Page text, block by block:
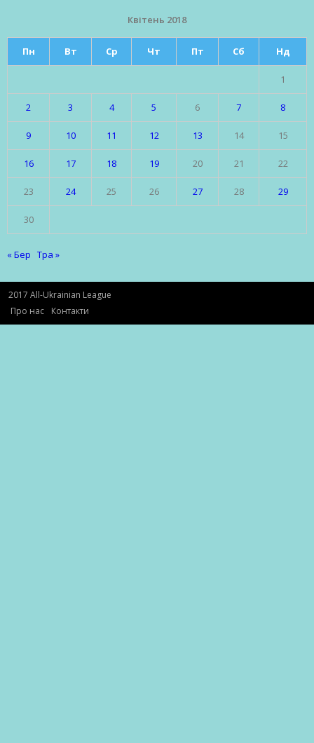
Квітень 2018
Пн Вт Ср Чт Пт Сб Нд
1
2 3 4 5 6 7 8
9 10 11 12 13 14 15
16 17 18 19 20 21 22
23 24 25 26 27 28 29
30
« Бер Тра »
2017 All-Ukrainian League
Про нас
Контакти